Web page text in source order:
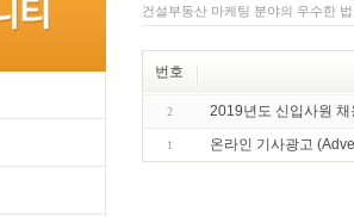
건설부동산 마케팅 분야의 우수한
번호
2 2019년도 신입사원 채
1 온라인 기사광고